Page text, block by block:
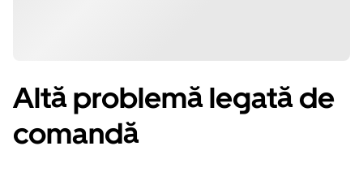
Altă problemă legată de
comandă